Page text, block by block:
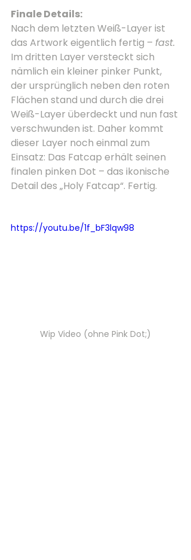
Finale Details:
Nach dem letzten Weiß-Layer ist
das Artwork eigentlich fertig – fast.
Im dritten Layer versteckt sich
nämlich ein kleiner pinker Punkt,
der ursprünglich neben den roten
Flächen stand und durch die drei
Weiß-Layer überdeckt und nun fast
verschwunden ist. Daher kommt
dieser Layer noch einmal zum
Einsatz: Das Fatcap erhält seinen
finalen pinken Dot – das ikonische
Detail des „Holy Fatcap“. Fertig.
https://youtu.be/1f_bF3lqw98
Wip Video (ohne Pink Dot;)